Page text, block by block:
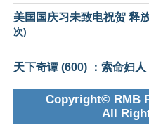
美国国庆习未致电祝贺 释
次)
天下奇谭 (600) ：索命妇人
Copyright© RMB
All